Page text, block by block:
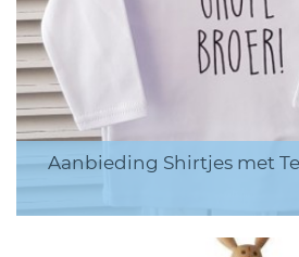
Aanbieding Shirtjes met